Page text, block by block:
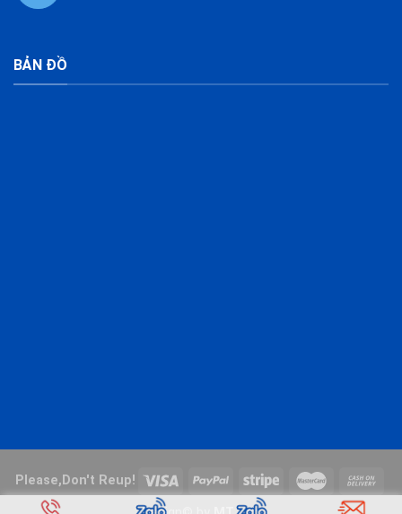
BẢN ĐỒ
Please,Don't Reup!